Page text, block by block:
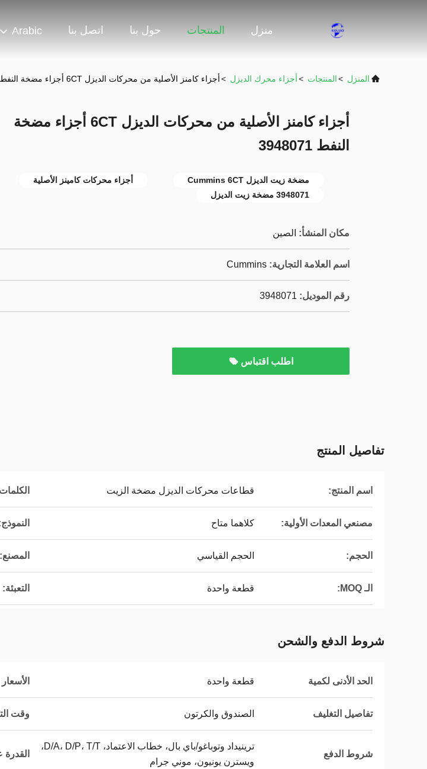
منزل المنتجات حول بنا اتصل بنا Arabic
المنزل >المنتجات >أجزاء محرك الديزل >أجزاء كامنز الأصلية من محركات الديزل 6CT أجزاء مضخة النفط 3948071
أجزاء كامنز الأصلية من محركات الديزل 6CT أجزاء مضخة
النفط 3948071
مضخة زيت الديزل Cummins 6CT
أجزاء محركات كامينز الأصلية
3948071 مضخة زيت الديزل
مكان المنشأ: الصين
اسم العلامة التجارية: Cummins
رقم الموديل: 3948071
اطلب اقتباس
تفاصيل المنتج
اسم المنتج: قطاعات محركات الديزل مضخة الزيت
مصنعي المعدات الأولية: كلاهما متاح
الحجم: الحجم القياسي المصنع:
الـ MOQ: قطعة واحدة التعبئة:
شروط الدفع والشحن
الحد الأدنى لكمية قطعة واحدة الأسعار
تفاصيل التغليف الصندوق والكرتون وقت
شروط الدفع
ترينيداد وتوباغو/باي بال، خطاب الاعتماد، D/A، D/P، T/T،
ويسترن يونيون، موني جرام